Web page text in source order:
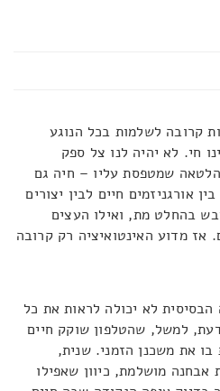
קרובה לשלמות בכל הנוגע
חי. לא יהיה לנו צל ספק
הלטאה שמטפסת עליו – חיה גם
אורגניזמים חיים לבין יצורים
בהחלט מת, ואילו העצים
אז מדוע האינטואיציה רק קרובה
הבסיסית לא יכולה לראות את כל
למשל, שהטלפון שוקק חיים
בו את משכנן הזמני. שנית,
אבחנה מושלמת, כיוון שאפילו